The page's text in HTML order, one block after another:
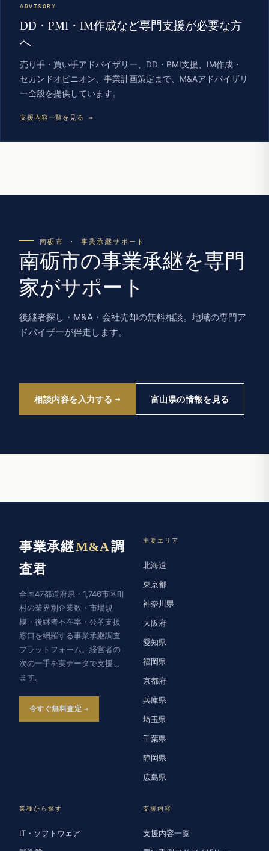
ADVISORY
DD・PMI・IM作成など専門支援が必要な方
へ
売り手・買い手アドバイザリー、DD・PMI支援、IM作成・
セカンドオピニオン、事業計画策定まで、M&Aアドバイザリ
ー全般を提供しています。
支援内容一覧を見る →
南砺市 · 事業承継サポート
南砺市の事業承継を専門
家がサポート
後継者探し・M&A・会社売却の無料相談。地域の専門ア
ドバイザーが伴走します。
相談内容を入力する 富山県の情報を見る
事業承継M&A調
査君
全国47都道府県・1,746市区町
村の業界別企業数・市場規
模・後継者不在率・公的支援
窓口を網羅する事業承継調査
プラットフォーム。経営者の
次の一手を実データで支援し
ます。
今すぐ無料査定
主要エリア
北海道
東京都
神奈川県
大阪府
愛知県
福岡県
京都府
兵庫県
埼玉県
千葉県
静岡県
広島県
業種から探す
IT・ソフトウェア
支援内容
支援内容一覧